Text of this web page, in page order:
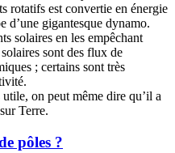
rotatifs est convertie en énergie
d’une gigantesque dynamo.
solaires en les empêchant
sont des flux de
; certains sont très
on peut même dire qu’il a
Terre.
pôles ?